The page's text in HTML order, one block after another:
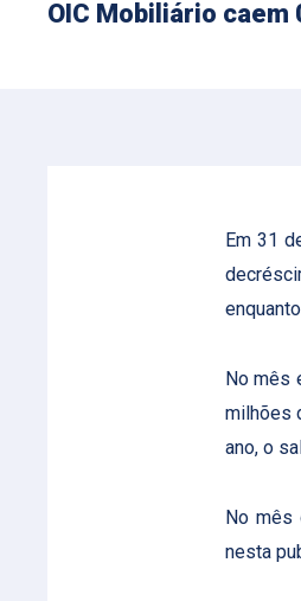
OIC Mobiliário caem
Em 31
No mês
milhões
ano, o
No mês
nesta